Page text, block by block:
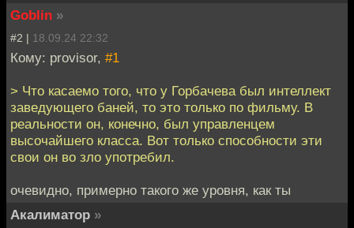
Goblin »
#2 | 18.09.24 22:32
Кому: provisor, #1
> Что касаемо того, что у Горбачева был интеллект
заведующего баней, то это только по фильму. В
реальности он, конечно, был управленцем
высочайшего класса. Вот только способности эти
свои он во зло употребил.
очевидно, примерно такого же уровня, как ты
Акалиматор »